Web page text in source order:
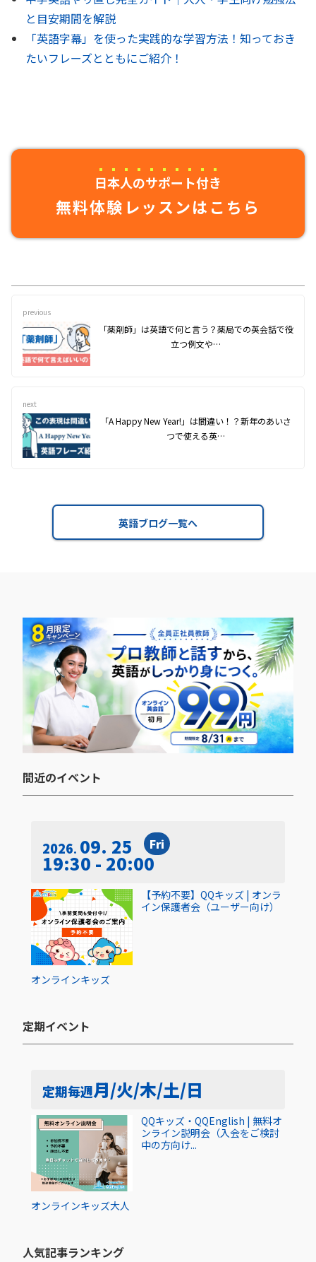
と目安期間を解説
「英語字幕」を使った実践的な学習方法！知っておき
たいフレーズとともにご紹介！
日本人のサポート付き
無料体験レッスンはこちら
previous
「薬剤師」は英語で何と言う？薬局での英会話で役
立つ例文や…
next
「A Happy New Year!」は間違い！？新年のあいさ
つで使える英…
英語ブログ一覧へ
間近のイベント​
2026 09. 25 Fri
19:30 - 20:00
オンラインキッズ
【予約不要】QQキッズ | オンラ
イン保護者会（ユーザー向け）
定期イベント​
定期毎週月/火/木/土/日
オンラインキッズ大人
QQキッズ・QQEnglish | 無料オ
ンライン説明会（入会をご検討
中の方向け...
人気記事ランキング​